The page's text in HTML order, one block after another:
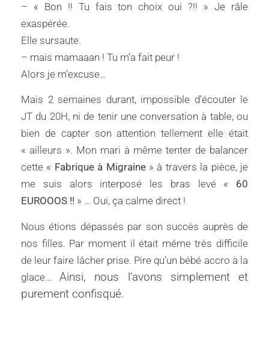
– « Bon !! Tu fais ton choix oui ?!! » Je râle
exaspérée.
Elle sursaute.
– mais mamaaan ! Tu m’a fait peur !
Alors je m’excuse…
Mais 2 semaines durant, impossible d’écouter le
JT du 20H, ni de tenir une conversation à table, ou
bien de capter son attention tellement elle était
« ailleurs ». Mon mari à même tenter de balancer
cette « Fabrique à Migraine» à travers la pièce, je
me suis alors interposé les bras levé « 60
EUROOOS !! » … Oui, ça calme direct !
Nous étions dépassés par son succès auprès de
nos filles. Par moment il était même très difficile
de leur faire lâcher prise. Pire qu’un bébé accro à la
glace…Ainsi, nous l’avons simplement et
purement confisqué.